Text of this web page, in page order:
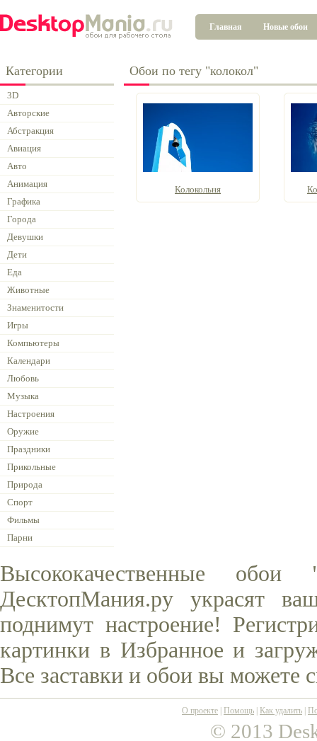
Главная Новые обои
Категории
3D
Авторские
Абстракция
Авиация
Авто
Анимация
Графика
Города
Девушки
Дети
Еда
Животные
Знаменитости
Игры
Компьютеры
Календари
Любовь
Музыка
Настроения
Оружие
Праздники
Прикольные
Природа
Спорт
Фильмы
Парни
Обои по тегу "колокол"
Колокольня
Высококачественные
ДесктопМания.ру украсят
поднимут настроение!
картинки в Избранное и
Все заставки и обои вы можете
О проекте Помощь Как удалить
© 2013